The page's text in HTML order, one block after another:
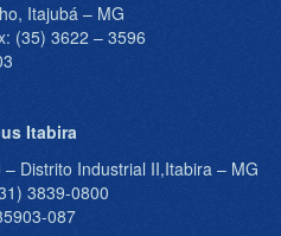
Itajubá – MG
(35) 3622 – 3596
Itabira
Distrito Industrial II,Itabira – MG
3839-0800
087